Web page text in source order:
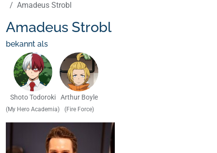
Amadeus Strobl
Amadeus Strobl
bekannt als
Shoto Todoroki
(My Hero Academia)
Arthur Boyle
(Fire Force)